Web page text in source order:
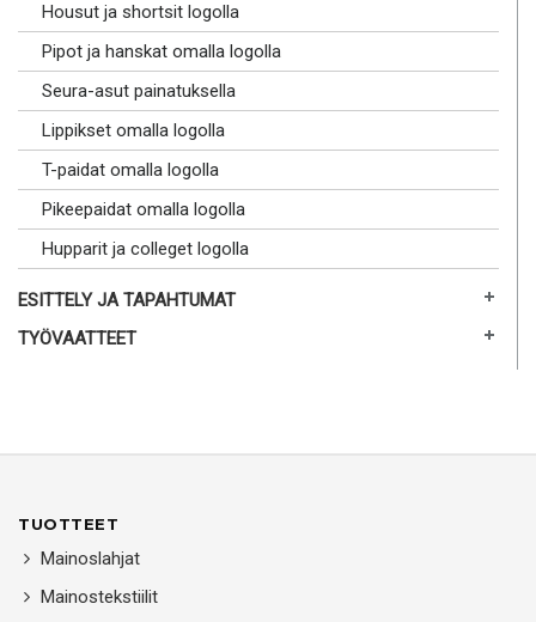
Housut ja shortsit logolla
Pipot ja hanskat omalla logolla
Seura-asut painatuksella
Lippikset omalla logolla
T-paidat omalla logolla
Pikeepaidat omalla logolla
Hupparit ja colleget logolla
ESITTELY JA TAPAHTUMAT
TYÖVAATTEET
TUOTTEET
Mainoslahjat
Mainostekstiilit